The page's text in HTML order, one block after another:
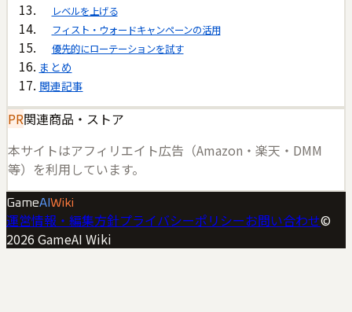
レベルを上げる
フィスト・ウォードキャンペーンの活用
優先的にローテーションを試す
まとめ
関連記事
PR関連商品・ストア
本サイトはアフィリエイト広告（Amazon・楽天・DMM
等）を利用しています。
GameAI Wiki
運営情報・編集方針プライバシーポリシーお問い合わせ©
2026 GameAI Wiki